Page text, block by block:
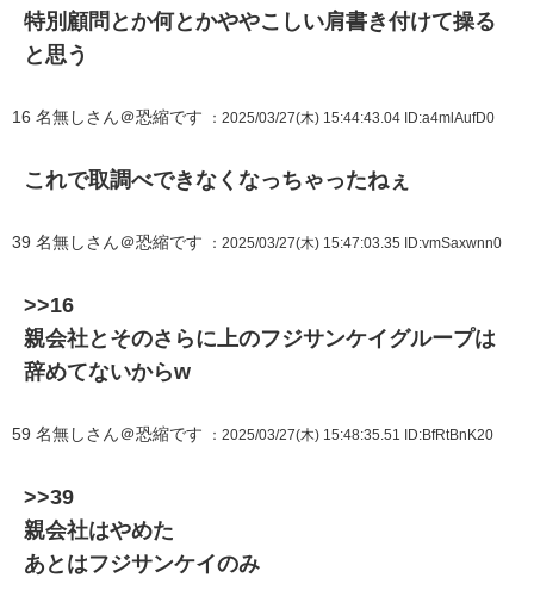
特別顧問とか何とかややこしい肩書き付けて操る
と思う
16 名無しさん＠恐縮です ：2025/03/27(木) 15:44:43.04 ID:a4mlAufD0
これで取調べできなくなっちゃったねぇ
39 名無しさん＠恐縮です ：2025/03/27(木) 15:47:03.35 ID:vmSaxwnn0
>>16
親会社とそのさらに上のフジサンケイグループは
辞めてないからw
59 名無しさん＠恐縮です ：2025/03/27(木) 15:48:35.51 ID:BfRtBnK20
>>39
親会社はやめた
あとはフジサンケイのみ